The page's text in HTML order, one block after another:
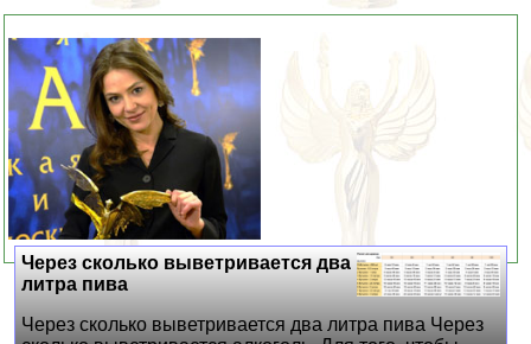
Через сколько выветривается два
литра пива
Через сколько выветривается два литра пива Через